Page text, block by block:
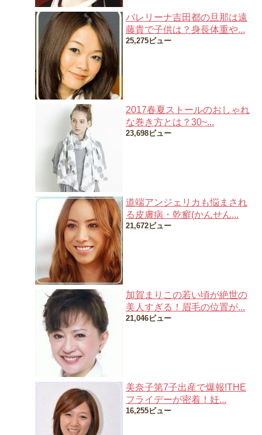
バレリーナ吉田都の旦那は遠
藤貴で子供は？身長体重や...
25,275ビュー
2017春夏ストールのおしゃれ
な巻き方とは？30~...
23,698ビュー
道端アンジェリカも悩まされ
る皮膚病・乾癬(かんせん...
21,672ビュー
加賀まりこの若い頃が絶世の
美人すぎる！眉毛の位置が...
21,046ビュー
美奈子第7子出産で爆報!THE
フライデーが密着！妊...
16,255ビュー